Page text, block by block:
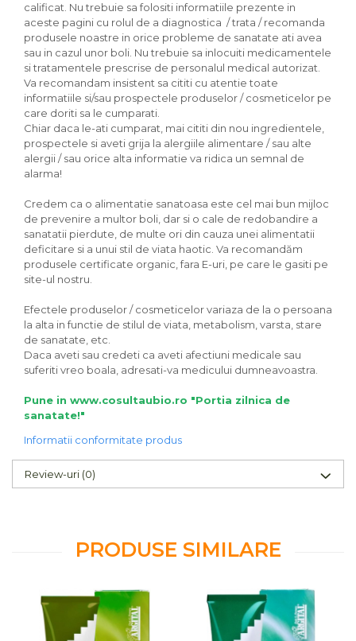
calificat. Nu trebuie sa folositi informatiile prezente in
aceste pagini cu rolul de a diagnostica / trata / recomanda
produsele noastre in orice probleme de sanatate ati avea
sau in cazul unor boli. Nu trebuie sa inlocuiti medicamentele
si tratamentele prescrise de personalul medical autorizat.
Va recomandam insistent sa cititi cu atentie toate
informatiile si/sau prospectele produselor / cosmeticelor pe
care doriti sa le cumparati.
Chiar daca le-ati cumparat, mai cititi din nou ingredientele,
prospectele si aveti grija la alergiile alimentare / sau alte
alergii / sau orice alta informatie va ridica un semnal de
alarma!
Credem ca o alimentatie sanatoasa este cel mai bun mijloc
de prevenire a multor boli, dar si o cale de redobandire a
sanatatii pierdute, de multe ori din cauza unei alimentatii
deficitare si a unui stil de viata haotic. Va recomandăm
produsele certificate organic, fara E-uri, pe care le gasiti pe
site-ul nostru.
Efectele produselor / cosmeticelor variaza de la o persoana
la alta in functie de stilul de viata, metabolism, varsta, stare
de sanatate, etc.
Daca aveti sau credeti ca aveti afectiuni medicale sau
suferiti vreo boala, adresati-va medicului dumneavoastra.
Pune in www.cosultaubio.ro "Portia zilnica de
sanatate!"
Informatii conformitate produs
Review-uri (0)
PRODUSE SIMILARE